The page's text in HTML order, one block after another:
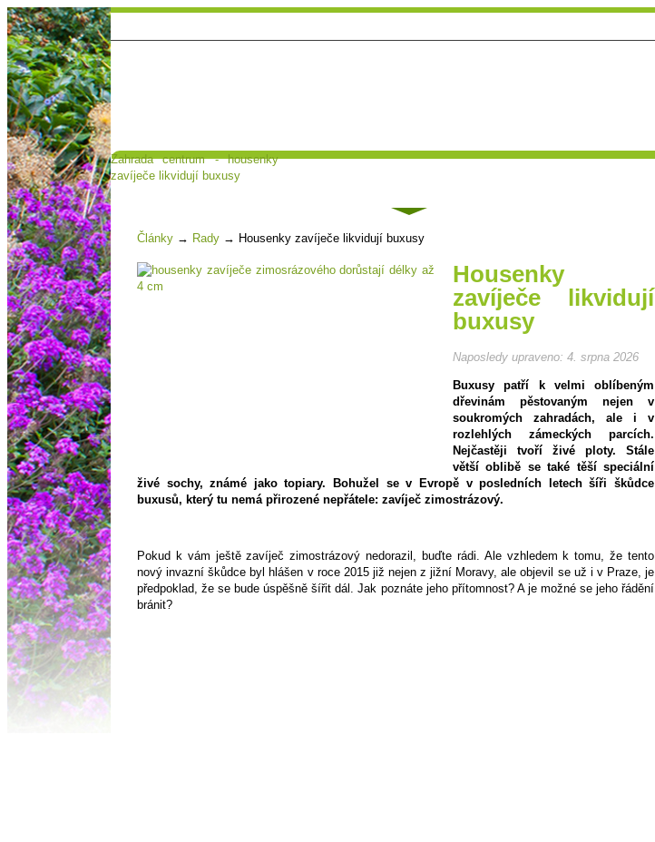
Zahrada centrum - housenky
zavíječe likvidují buxusy
Hlavní strana Poradna a diskuse
Články → Rady → Housenky zavíječe likvidují buxusy
Housenky
zavíječe likvidují
buxusy
Naposledy upraveno: 4. srpna 2026
Buxusy patří k velmi oblíbeným
dřevinám pěstovaným nejen v
soukromých zahradách, ale i v
rozlehlých zámeckých parcích.
Nejčastěji tvoří živé ploty. Stále
větší oblibě se také těší speciální
živé sochy, známé jako topiary. Bohužel se v Evropě v posledních letech šíři škůdce
buxusů, který tu nemá přirozené nepřátele: zavíječ zimostrázový.
Pokud k vám ještě zavíječ zimostrázový nedorazil, buďte rádi. Ale vzhledem k tomu, že tento
nový invazní škůdce byl hlášen v roce 2015 již nejen z jižní Moravy, ale objevil se už i v Praze, je
předpoklad, že se bude úspěšně šířit dál. Jak poznáte jeho přítomnost? A je možné se jeho řádění
bránit?